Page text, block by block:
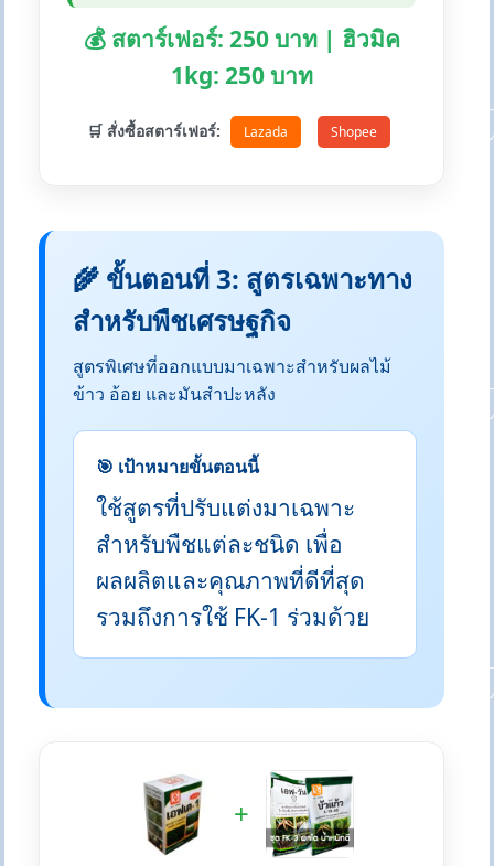
💰 สตาร์เฟอร์: 250 บาท | ฮิวมิค
1kg: 250 บาท
🛒 สั่งซื้อสตาร์เฟอร์: Lazada Shopee
🌾 ขั้นตอนที่ 3: สูตรเฉพาะทาง
สำหรับพืชเศรษฐกิจ
สูตรพิเศษที่ออกแบบมาเฉพาะสำหรับผลไม้
ข้าว อ้อย และมันสำปะหลัง
🎯 เป้าหมายขั้นตอนนี้
ใช้สูตรที่ปรับแต่งมาเฉพาะ
สำหรับพืชแต่ละชนิด เพื่อ
ผลผลิตและคุณภาพที่ดีที่สุด
รวมถึงการใช้ FK-1 ร่วมด้วย
+